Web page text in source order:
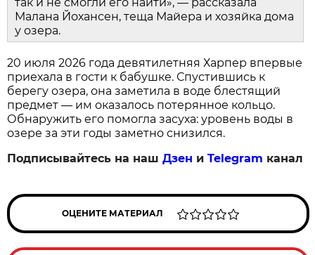
Малана Йохансен, теща Майера и хозяйка дома
у озера.
20 июля 2026 года девятилетняя Харпер впервые
приехала в гости к бабушке. Спустившись к
берегу озера, она заметила в воде блестящий
предмет — им оказалось потерянное кольцо.
Обнаружить его помогла засуха: уровень воды в
озере за эти годы заметно снизился.
Подписывайтесь на нашДзен иTelegram канал
ОЦЕНИТЕ МАТЕРИАЛ